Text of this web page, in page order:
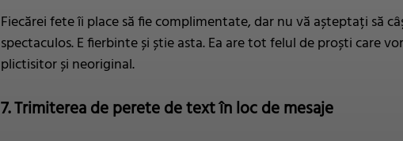
Fiecărei fete îi place să fie complimentate, dar nu vă așteptați să
spectaculos. E fierbinte și știe asta. Ea are tot felul de proști care
plictisitor și neoriginal.
7. Trimiterea de perete de text în loc de mesaje